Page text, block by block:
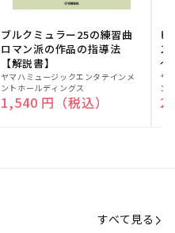
ブルクミュラー25の練習曲
ロマン派の作品の指導法
【解説書】
販
売
元:
ヤマハミュージックエンタテインメ
ントホールディングス
通常価格
1,540 円（税込）
ピ
ス
～
販
売
元:
ヤ
ン
すべて見る